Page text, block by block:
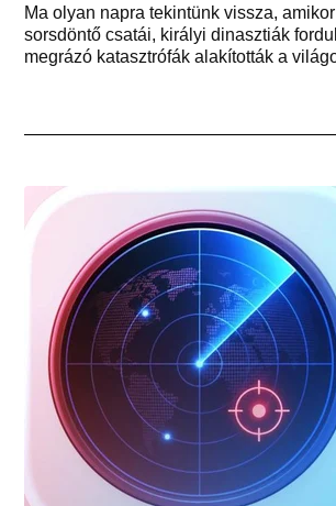
Ma olyan napra tekintünk vissza,
sorsdöntő csatái, királyi dinasztiák
megrázó katasztrófák alakították a